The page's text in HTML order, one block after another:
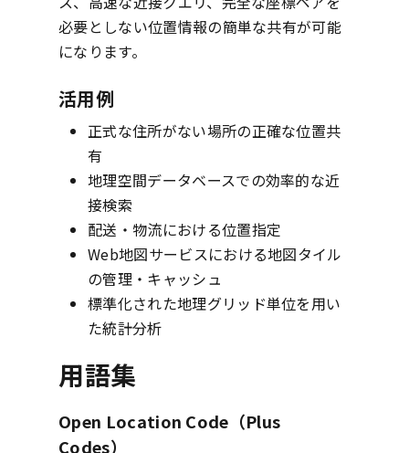
必要としない位置情報の簡単な共有が可能
になります。
活用例
正式な住所がない場所の正確な位置共
有
地理空間データベースでの効率的な近
接検索
配送・物流における位置指定
Web地図サービスにおける地図タイル
の管理・キャッシュ
標準化された地理グリッド単位を用い
た統計分析
用語集
Open Location Code（Plus
Codes）